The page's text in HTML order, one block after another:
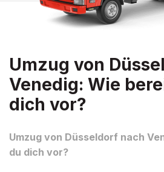
Umzug von
Venedig: Wie
dich vor?
Umzug von Düsseldorf nach
du dich vor?